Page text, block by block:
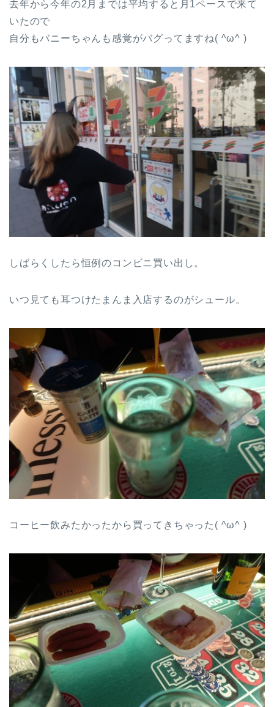
去年から今年の2月までは平均すると月1ペースで来て
いたので
自分もバニーちゃんも感覚がバグってますね( ^ω^ )
しばらくしたら恒例のコンビニ買い出し。
いつ見ても耳つけたまんま入店するのがシュール。
コーヒー飲みたかったから買ってきちゃった( ^ω^ )